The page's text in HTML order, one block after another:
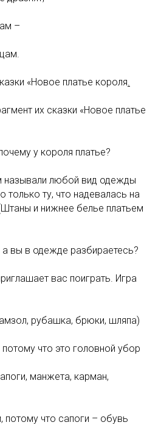
–
«Новое платье короля.
их сказки «Новое платье
у короля платье?
называли любой вид одежды
только ту, что надевалась на
и нижнее белье платьем
а вы в одежде разбираетесь?
вас поиграть. Игра
рубашка, брюки, шляпа)
что это головной убор
манжета, карман,
потому что сапоги – обувь